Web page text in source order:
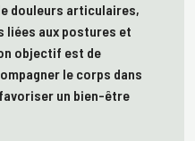
douleurs articulaires,
liées aux postures et
objectif est de
le corps dans
un bien-être